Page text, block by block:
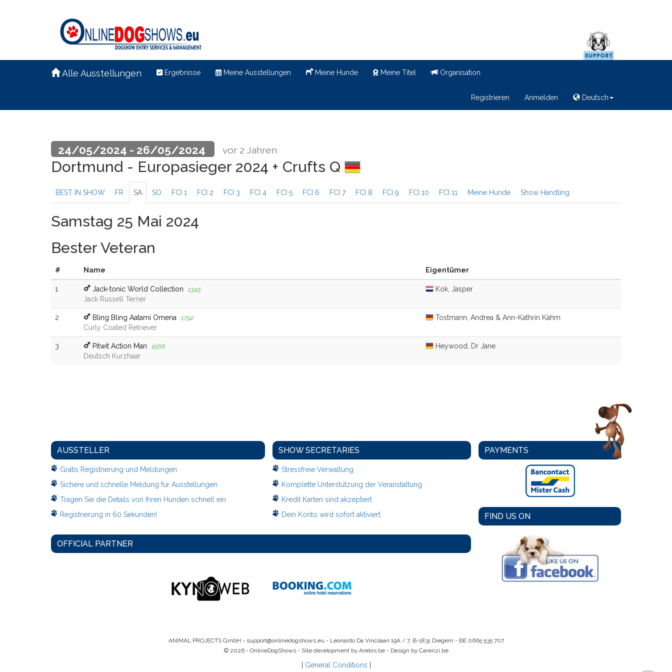
Alle Ausstellungen Ergebnisse Meine Ausstellungen Meine Hunde Meine Titel Organisation
Registrieren Anmelden Deutsch
24/05/2024 - 26/05/2024 vor 2 Jahren
Dortmund - Europasieger 2024 + Crufts Q
BEST IN SHOW FR SA SO FCI 1 FCI 2 FCI 3 FCI 4 FCI 5 FCI 6 FCI 7 FCI 8 FCI 9 FCI 10 FCI 11 Meine Hunde Show Handling
Samstag 25 Mai 2024
Bester Veteran
# Name Eigentümer
1 Jack-tonic World Collection 1345
Jack Russell Terrier
Kok, Jasper
2 Bling Bling Aatami Omena 1792
Curly Coated Retriever
Tostmann, Andrea & Ann-Kathrin Kähm
3 Pitwit Action Man 1566
Deutsch Kurzhaar
Heywood, Dr Jane
AUSSTELLER
Gratis Registrierung und Meldungen
Sichere und schnelle Meldung fur Ausstellungen
Tragen Sie die Details von Ihren Hunden schnell ein
Registrierung in 60 Sekunden!
SHOW SECRETARIES
Stressfreie Verwaltung
Komplette Unterstützung der Veranstaltung
Kredit Karten sind akzeptiert
Dein Konto wird sofort aktiviert
OFFICIAL PARTNER
PAYMENTS
FIND US ON
ANIMAL PROJECTS GmbH - support@onlinedogshows.eu- Leonardo Da Vincilaan 19A / 7, B-1831 Diegem - BE 0665 535 707
© 2026 - OnlineDogShows - Site development by Arebis.be - Design by Carenzi.be
General Conditions